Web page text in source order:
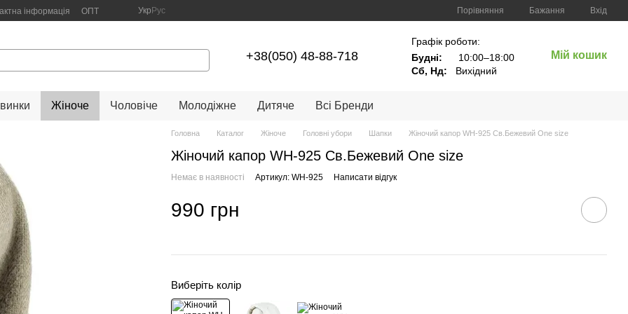
інформація ОПТ Укр Рус Порівняння Бажання Вхід
+38(050) 48-88-718
Графік роботи:
Будні:
10:00–18:00
Сб, Нд:
Вихідний
Мій кошик
Жіноче Чоловіче Молодіжне Дитяче Всі Бренди
Головна Каталог Жіноче Головні убори Шапки Жіночий капор WH-925 Св.Бежевий One size
Жіночий капор WH-925 Св.Бежевий One size
Немає в наявності Артикул: WH-925 Написати відгук
990 грн
Виберіть колір